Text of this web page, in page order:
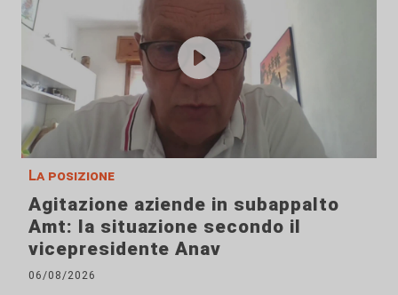
La posizione
Agitazione aziende in subappalto
Amt: la situazione secondo il
vicepresidente Anav
06/08/2026